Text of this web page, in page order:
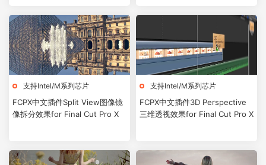
支持Intel/M系列芯片
FCPX中文插件Split View图像镜
像拆分效果for Final Cut Pro X
支持Intel/M系列芯片
FCPX中文插件3D Perspective
三维透视效果for Final Cut Pro X